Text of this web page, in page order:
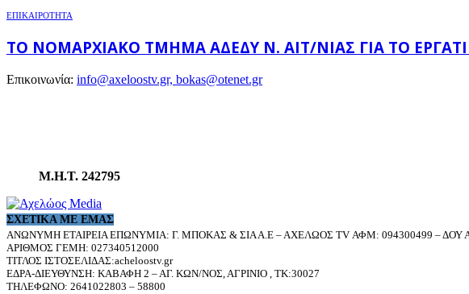
ΕΠΙΚΑΙΡΟΤΗΤΑ
ΤΟ ΝΟΜΑΡΧΙΑΚΌ ΤΜΉΜΑ ΑΔΕΔΥ Ν. ΑΙΤ/ΝΊΑΣ ΓΙΑ ΤΟ
Επικοινωνία: info@axeloostv.gr, bokas@otenet.gr
Μ.Η.Τ. 242795
ΣΧΕΤΙΚΆ ΜΕ ΕΜΆΣ
ΑΝΩΝΥΜΗ ΕΤΑΙΡΕΙΑ ΕΠΩΝΥΜΙΑ: Γ. ΜΠΟΚΑΣ & ΣΙΑ Α.Ε – ΑΧΕΛΩΟΣ TV ΑΦΜ: 094300499 – ΔΟΥ
ΑΡΙΘΜΟΣ ΓΕΜΗ: 027340512000
ΤΙΤΛΟΣ ΙΣΤΟΣΕΛΙΔΑΣ:acheloostv.gr
ΕΔΡΑ-ΔΙΕΥΘΥΝΣΗ: ΚΑΒΑΦΗ 2 – ΑΓ. ΚΩΝ/ΝΟΣ, ΑΓΡΙΝΙΟ , ΤΚ:30027
ΤΗΛΕΦΩΝΟ: 2641022803 – 58800